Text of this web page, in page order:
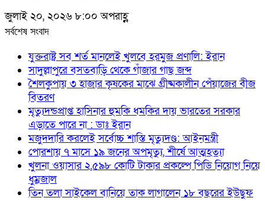
জুলাই ২০, ২০২৬ ৮:০০ অপরাহ্ণ
সর্বশেষ সংবাদ
যুক্তরাষ্ট্র সব শর্ত মানলেই খুলবে হরমুজ প্রণালি: ইরান
সাদুল্লাপুরে বসতবাড়ি থেকে গাঁজার গাছ জব্দ
শৈলকুপায় ৩ হাজার কৃষকের মাঝে গ্রীষ্মকালীন পেঁয়াজের বীজ
বিতরণ
মৃত্যুদন্ডপ্রাপ্ত হাসিনার হুমকি ধমকির দায় ভারতের সরকার
এড়াতে পারে না : ডাঃ ইরান
মজুদদারি করলেই সর্বোচ্চ শাস্তি মৃত্যুদণ্ড: আইনমন্ত্রী
পোরশায় ৭ মাসে ১৯ জনের অপমৃত্যু, শীর্ষে আত্মহত্যা
খুলনা ওয়াসার ২,৫৯৮ কোটি টাকার প্রকল্পে পিডি নিয়োগ নিয়ে
ধুম্রজাল
তিন তলা সাইকেল বানিয়ে তাক লাগালেন ১৮ বছরের ইউছুফ